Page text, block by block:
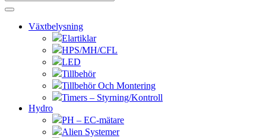
Växtbelysning
Elartiklar
HPS/MH/CFL
LED
Tillbehör
Tillbehör Och Montering
Timers – Styrning/Kontroll
Hydro
PH – EC-mätare
Alien Systemer